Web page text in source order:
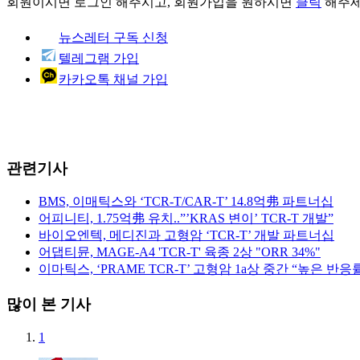
뉴스레터 구독 신청
텔레그램 가입
카카오톡 채널 가입
관련기사
BMS, 이매틱스와 ‘TCR-T/CAR-T’ 14.8억弗 파트너십
어피니티, 1.75억弗 유치..”’KRAS 변이’ TCR-T 개발”
바이오엔텍, 메디진과 고형암 ‘TCR-T’ 개발 파트너십
어댑티뮨, MAGE-A4 'TCR-T' 육종 2상 "ORR 34%"
이마틱스, ‘PRAME TCR-T’ 고형암 1a상 중간 “높은 반응
많이 본 기사
1